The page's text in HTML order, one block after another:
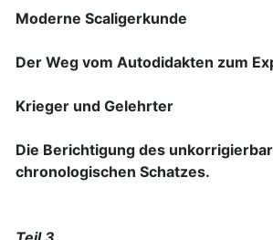
Moderne Scaligerkunde
Der Weg vom Autodidakten zum
Krieger und Gelehrter
Die Berichtigung des
chronologischen Schatzes.